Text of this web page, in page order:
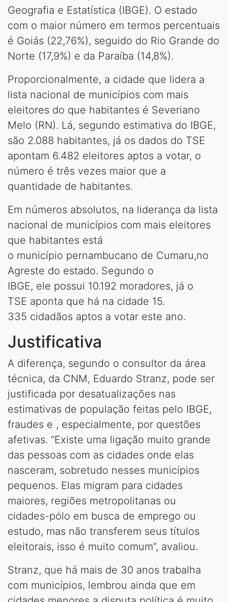
Geografia e Estatística (IBGE). O estado
com o maior número em termos percentuais
é Goiás (22,76%), seguido do Rio Grande do
Norte (17,9%) e da Paraíba (14,8%).
Proporcionalmente, a cidade que lidera a
lista nacional de municípios com mais
eleitores do que habitantes é Severiano
Melo (RN). Lá, segundo estimativa do IBGE,
são 2.088 habitantes, já os dados do TSE
apontam 6.482 eleitores aptos a votar, o
número é três vezes maior que a
quantidade de habitantes.
Em números absolutos, na liderança da lista
nacional de municípios com mais eleitores
que habitantes está
o município pernambucano de Cumaru,no
Agreste do estado. Segundo o
IBGE, ele possui 10.192 moradores, já o
TSE aponta que há na cidade 15.
335 cidadãos aptos a votar este ano.
Justificativa
A diferença, segundo o consultor da área
técnica, da CNM, Eduardo Stranz, pode ser
justificada por desatualizações nas
estimativas de população feitas pelo IBGE,
fraudes e , especialmente, por questões
afetivas. “Existe uma ligação muito grande
das pessoas com as cidades onde elas
nasceram, sobretudo nesses municípios
pequenos. Elas migram para cidades
maiores, regiões metropolitanas ou
cidades-pólo em busca de emprego ou
estudo, mas não transferem seus títulos
eleitorais, isso é muito comum”, avaliou.
Stranz, que há mais de 30 anos trabalha
com municípios, lembrou ainda que em